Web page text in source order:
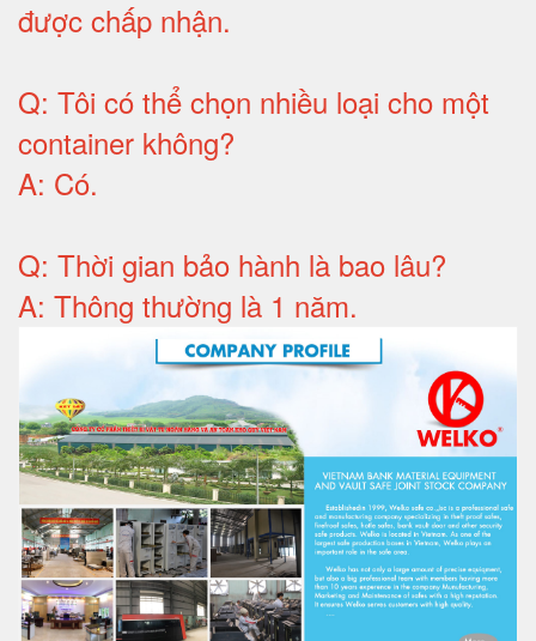
được chấp nhận.
Q: Tôi có thể chọn nhiều loại cho một
container không?
A: Có.
Q: Thời gian bảo hành là bao lâu?
A: Thông thường là 1 năm.